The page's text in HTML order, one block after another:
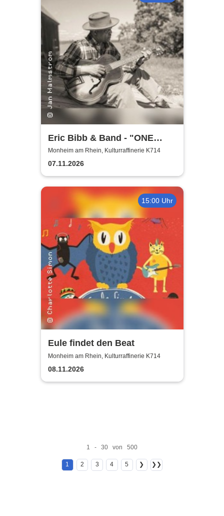
Eric Bibb & Band - "ONE
MISSISSIPPI" World Tour
2026
Monheim am Rhein, Kulturraffinerie K714
07.11.2026
15:00 Uhr
Eule findet den Beat
Monheim am Rhein, Kulturraffinerie K714
08.11.2026
1 - 30 von 500
1 2 3 4 5 ❯ ❯❯